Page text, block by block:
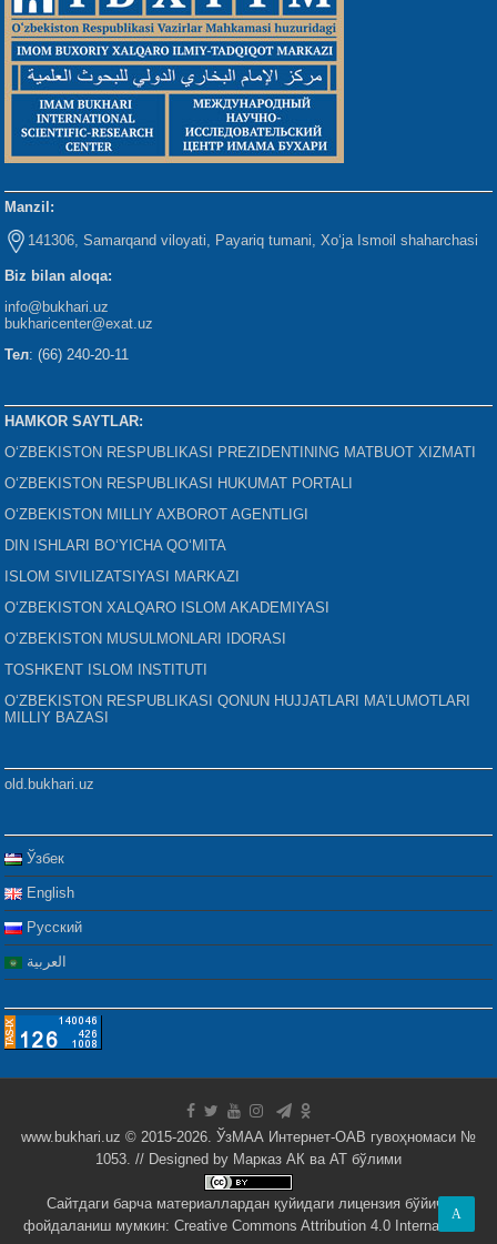
Manzil:
141306, Samarqand viloyati, Payariq tumani, Xo‘ja Ismoil shaharchasi
Biz bilan aloqa:
info@bukhari.uz
bukharicenter@exat.uz
Тел: (66) 240-20-11
HAMKOR SAYTLAR:
O‘ZBEKISTON RESPUBLIKASI PREZIDENTINING MATBUOT XIZMATI
O‘ZBEKISTON RESPUBLIKASI HUKUMAT PORTALI
O‘ZBEKISTON MILLIY AXBOROT AGENTLIGI
DIN ISHLARI BO‘YICHA QO‘MITA
ISLOM SIVILIZATSIYASI MARKAZI
O‘ZBEKISTON XALQARO ISLOM AKADEMIYASI
O‘ZBEKISTON MUSULMONLARI IDORASI
TOSHKENT ISLOM INSTITUTI
O‘ZBEKISTON RESPUBLIKASI QONUN HUJJATLARI MA’LUMOTLARI
MILLIY BAZASI
old.bukhari.uz
Ўзбек
English
Русский
العربية
www.bukhari.uz © 2015-2026. ЎзМАА Интернет-ОАВ гувоҳномаси №
1053. // Designed by Марказ АК ва АТ бўлими
Сайтдаги барча материаллардан қуйидаги лицензия бўйича
фойдаланиш мумкин: Creative Commons Attribution 4.0 International
A